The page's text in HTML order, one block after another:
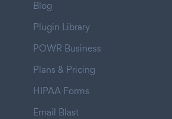
Blog
Plugin Library
POWR Business
Plans & Pricing
HIPAA Forms
Email Blast